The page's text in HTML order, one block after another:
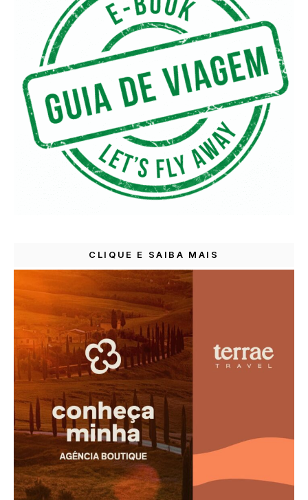
CLIQUE E SAIBA MAIS